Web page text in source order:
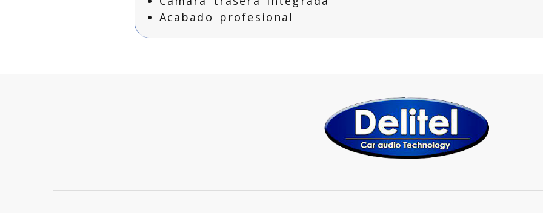
Acabado profesional